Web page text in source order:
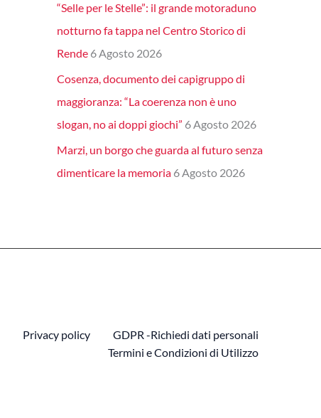
“Selle per le Stelle”: il grande motoraduno
notturno fa tappa nel Centro Storico di
Rende 6 Agosto 2026
Cosenza, documento dei capigruppo di
maggioranza: “La coerenza non è uno
slogan, no ai doppi giochi” 6 Agosto 2026
Marzi, un borgo che guarda al futuro senza
dimenticare la memoria 6 Agosto 2026
Privacy policy
GDPR -Richiedi dati personali
Termini e Condizioni di Utilizzo